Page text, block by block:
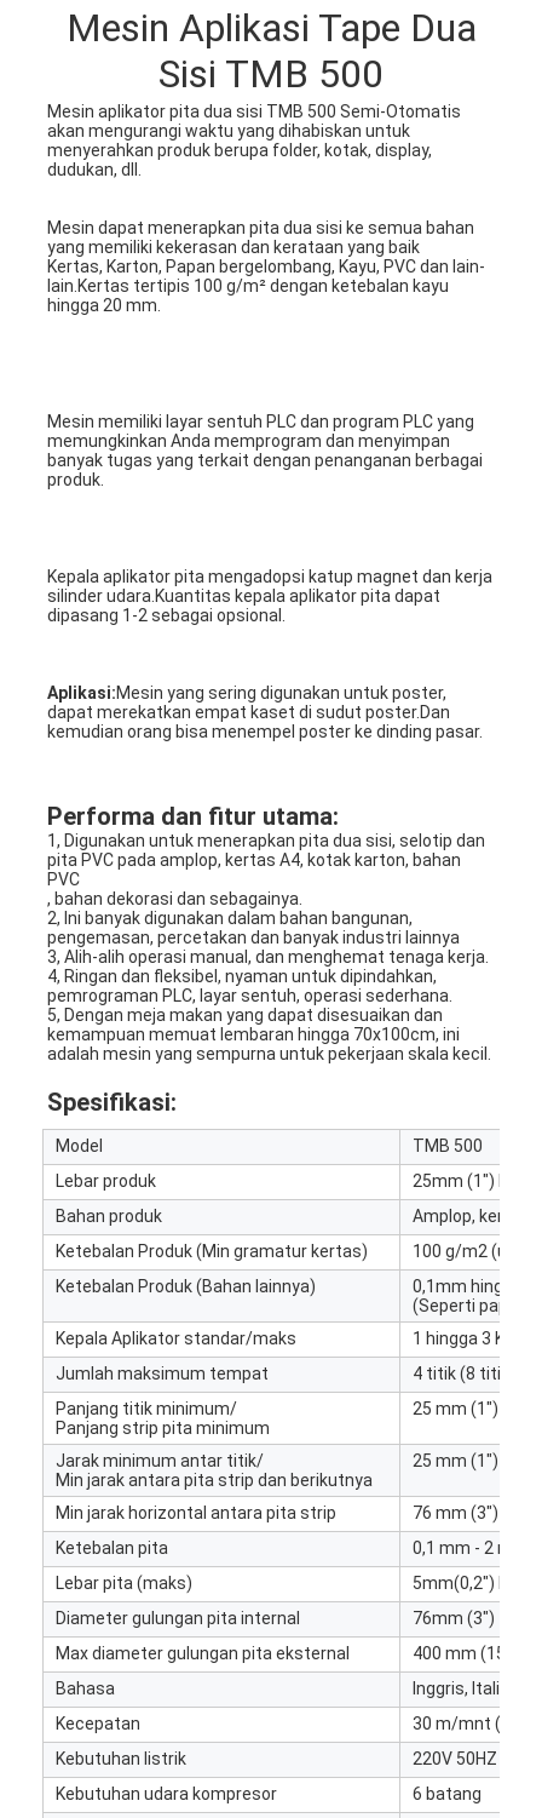
Rumah
Produk
Video
Tentang kami
Tur Pabrik
Kontrol kualitas
Hubungi kami
Berita
Kasus
Laser cutting mesin
Memotong baja aturan
Die Cutting Consumables
Mesin Aplikasi Tape Dua
Sisi TMB 500
Mesin aplikator pita dua sisi TMB 500 Semi-Otomatis
akan mengurangi waktu yang dihabiskan untuk
menyerahkan produk berupa folder, kotak, display,
dudukan, dll.
Mesin dapat menerapkan pita dua sisi ke semua bahan
yang memiliki kekerasan dan kerataan yang baik
Kertas, Karton, Papan bergelombang, Kayu, PVC dan lain-
lain.Kertas tertipis 100 g/m² dengan ketebalan kayu
hingga 20 mm.
Mesin memiliki layar sentuh PLC dan program PLC yang
memungkinkan Anda memprogram dan menyimpan
banyak tugas yang terkait dengan penanganan berbagai
produk.
Kepala aplikator pita mengadopsi katup magnet dan kerja
silinder udara.Kuantitas kepala aplikator pita dapat
dipasang 1-2 sebagai opsional.
Aplikasi:Mesin yang sering digunakan untuk poster,
dapat merekatkan empat kaset di sudut poster.Dan
kemudian orang bisa menempel poster ke dinding pasar.
Performa dan fitur utama:
1, Digunakan untuk menerapkan pita dua sisi, selotip dan
pita PVC pada amplop, kertas A4, kotak karton, bahan
PVC
, bahan dekorasi dan sebagainya.
2, Ini banyak digunakan dalam bahan bangunan,
pengemasan, percetakan dan banyak industri lainnya
3, Alih-alih operasi manual, dan menghemat tenaga kerja.
4, Ringan dan fleksibel, nyaman untuk dipindahkan,
pemrograman PLC, layar sentuh, operasi sederhana.
5, Dengan meja makan yang dapat disesuaikan dan
kemampuan memuat lembaran hingga 70x100cm, ini
adalah mesin yang sempurna untuk pekerjaan skala kecil.
Spesifikasi:
Model
TMB 500
Lebar produk
25mm (1")
Bahan produk
Amplop, kertas
Ketebalan Produk (Min gramatur kertas)
100 g/m2
Ketebalan Produk (Bahan lainnya)
0,1mm hingga
(Seperti papan
Kepala Aplikator standar/maks
1 hingga 3
Jumlah maksimum tempat
4 titik (8 titik
Panjang titik minimum/
Panjang strip pita minimum
25 mm (1")
Jarak minimum antar titik/
Min jarak antara pita strip dan berikutnya
25 mm (1")
Min jarak horizontal antara pita strip
76 mm (3")
Ketebalan pita
0,1 mm - 2 mm
Lebar pita (maks)
5mm(0,2")
Diameter gulungan pita internal
76mm (3")
Max diameter gulungan pita eksternal
400 mm (15,75")
Bahasa
Inggris, Italia,
Kecepatan
30 m/mnt (100
Kebutuhan listrik
220V 50HZ /
Kebutuhan udara kompresor
6 batang